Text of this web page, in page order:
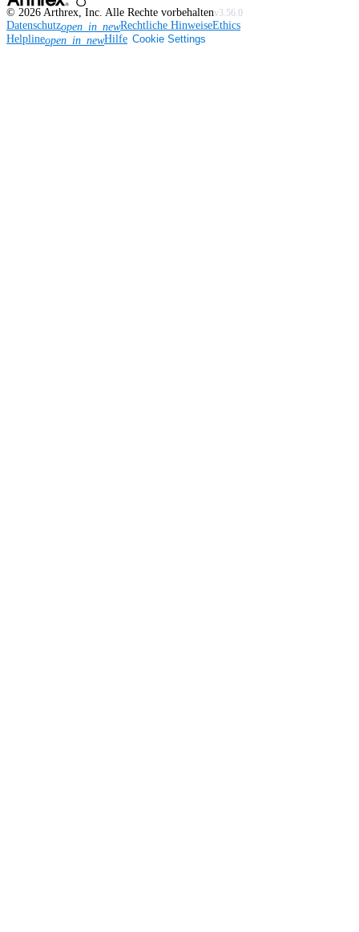
© 2026 Arthrex, Inc. Alle Rechte vorbehaltenv3.56.0
Datenschutzopen_in_newRechtliche HinweiseEthics
Helplineopen_in_newHilfe Cookie Settings